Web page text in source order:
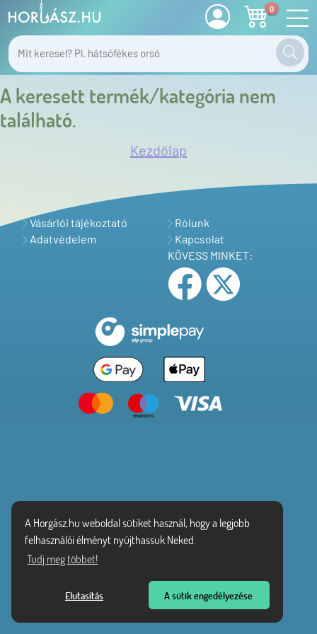
A Horgász.hu weboldal sütiket használ, hogy a legjobb
felhasználói élményt nyújthassuk Neked.
Tudj meg többet!
Elutasítás A sütik engedélyezése
0
A keresett termék/kategória nem
található.
Kezdőlap
Vásárlói tájékoztató
Adatvédelem
Rólunk
Kapcsolat
KÖVESS MINKET: